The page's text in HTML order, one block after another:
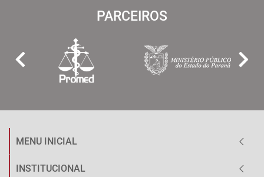
PARCEIROS
MENU INICIAL
INSTITUCIONAL